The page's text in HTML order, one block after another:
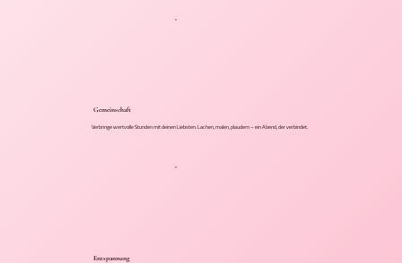
Gemeinschaft
Verbringe wertvolle Stunden mit deinen Liebsten. Lachen, malen, plaudern – ein Abend, der verbindet.
Entspannung